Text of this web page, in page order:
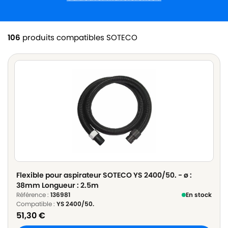
106 produits compatibles SOTECO
Flexible pour aspirateur SOTECO YS 2400/50. - ø :
38mm Longueur : 2.5m
Référence : 136981
En stock
Compatible : YS 2400/50.
51,30€